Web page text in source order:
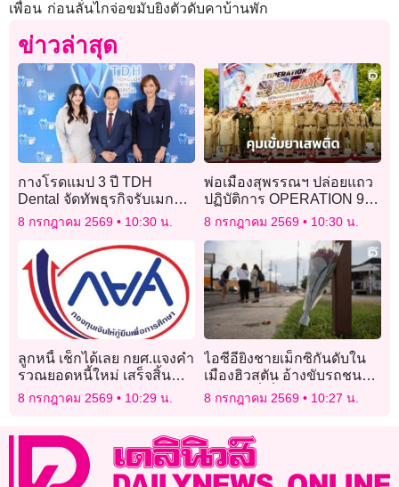
เพื่อน ก่อนลั่นไกจ่อขมับยิงตัวดับคาบ้านพัก
ข่าวล่าสุด
กางโรดแมป 3 ปี TDH
Dental จัดทัพธุรกิจรับเมกะ
เทรนด์ Longevity Beauty &
Wellness รุกขยายสาขา
8 กรกฎาคม 2569 10:30 น.
พ่อเมืองสุพรรณฯ ปล่อยแถว
ปฏิบัติการ OPERATION 90
DAYS ผ่าแผนยุทธการ 90
วัน พิฆาตยาเสพติด
8 กรกฎาคม 2569 10:30 น.
ลูกหนี้ เช็กได้เลย กยศ.แจงคำ
รวณยอดหนี้ใหม่ เสร็จสิ้น
แล้ว 99.56% กว่า 4.1 ล้าน
8 กรกฎาคม 2569 10:29 น.
ไอซีอียิงชายเม็กซิกันดับใน
เมืองฮิวสตัน อ้างขับรถชน
เจ้าหน้าที่เพื่อหลบหนีการ
จับกุม
8 กรกฎาคม 2569 10:27 น.